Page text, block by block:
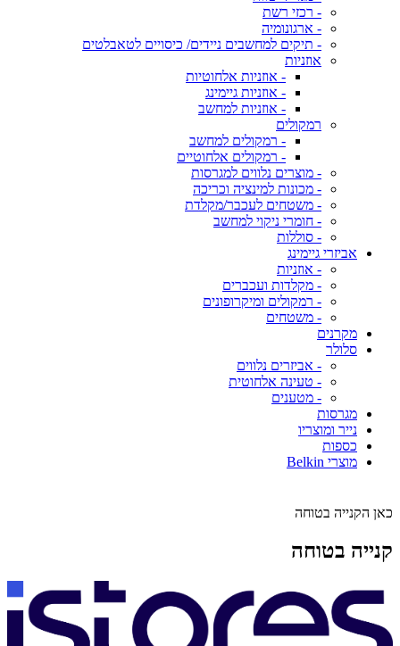
- רכזי רשת
- ארגונומיה
- תיקים למחשבים ניידים/ כיסויים לטאבלטים
אוזניות
- אוזניות אלחוטיות
- אוזניות גיימינג
- אוזניות למחשב
רמקולים
- רמקולים למחשב
- רמקולים אלחוטיים
- מוצרים נלווים למגרסות
- מכונות למינציה וכריכה
- משטחים לעכבר/מקלדת
- חומרי ניקוי למחשב
- סוללות
אביזרי גיימינג
- אוזניות
- מקלדות ועכברים
- רמקולים ומיקרופונים
- משטחים
מקרנים
סלולר
- אביזרים נלווים
- טעינה אלחוטית
- מטענים
מגרסות
נייר ומוצריו
כספות
מוצרי Belkin
כאן הקנייה בטוחה
קנייה בטוחה